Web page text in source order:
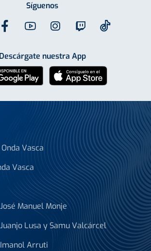
Síguenos
Descárgate nuestra App
Vasca
Vasca
Manuel Monje
Lusa y Samu Valcárcel
Arruti